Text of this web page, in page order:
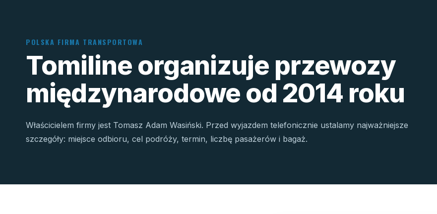
POLSKA FIRMA TRANSPORTOWA
Tomiline organizuje przewozy
międzynarodowe od 2014 roku
Właścicielem firmy jest Tomasz Adam Wasiński. Przed wyjazdem telefonicznie ustalamy najważniejsze
szczegóły: miejsce odbioru, cel podróży, termin, liczbę pasażerów i bagaż.